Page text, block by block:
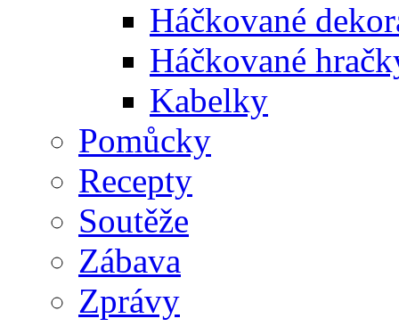
Háčkované
Háčkované
Kabelky
Pomůcky
Recepty
Soutěže
Zábava
Zprávy